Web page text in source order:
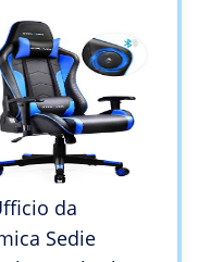
da
Sedie